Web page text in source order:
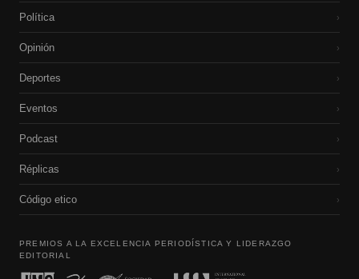
Política ›
Opinión ›
Deportes ›
Eventos ›
Podcast ›
Réplicas ›
Código etico ›
PREMIOS A LA EXCELENCIA PERIODÍSTICA Y LIDERAZGO
EDITORIAL